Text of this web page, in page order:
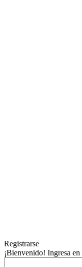
Registrarse
¡Bienvenido! Ingresa en